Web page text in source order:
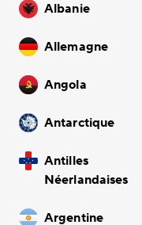
Albanie
Allemagne
Angola
Antarctique
Antilles
Néerlandaises
Argentine